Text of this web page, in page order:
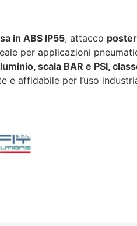
in ABS IP55, attacco
per applicazioni
scala BAR e PSI,
e affidabile per l’uso